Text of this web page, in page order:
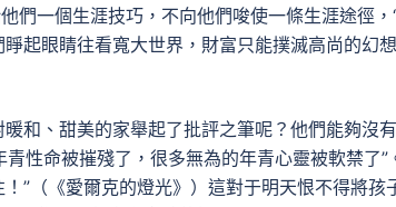
們一個生涯技巧，不向他們唆使一條生涯途徑
起眼睛往看寬大世界，財富只能撲滅高尚的幻
和、甜美的家舉起了批評之筆呢？他們能夠沒
青性命被摧殘了，很多無為的年青心靈被軟禁了
”（《愛爾克的燈光》）這對于明天恨不得將